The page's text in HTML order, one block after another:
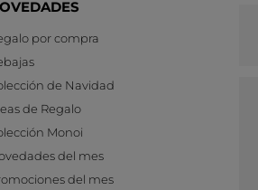
por compra
de Navidad
de Regalo
Monoi
del mes
del mes